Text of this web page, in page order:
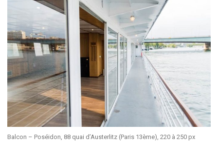
Balcon – Poséidon, 88 quai d’Austerlitz (Paris 13ème), 220 à 250 px